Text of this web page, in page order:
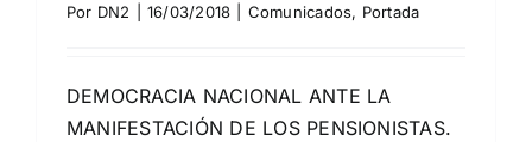
Por DN2 16/03/2018 Comunicados, Portada
DEMOCRACIA NACIONAL ANTE LA
MANIFESTACIÓN DE LOS PENSIONISTAS.